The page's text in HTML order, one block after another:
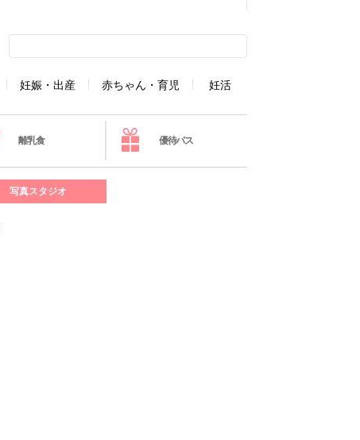
妊娠・出産 赤ちゃん・育児 妊活
離乳食 優待パス
写真スタジオ